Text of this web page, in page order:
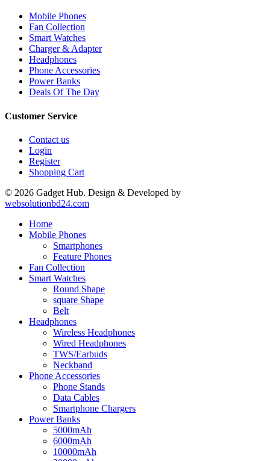
Mobile Phones
Fan Collection
Smart Watches
Charger & Adapter
Headphones
Phone Accessories
Power Banks
Deals Of The Day
Customer Service
Contact us
Login
Register
Shopping Cart
© 2026 Gadget Hub. Design & Developed by
websolutionbd24.com
Home
Mobile Phones
Smartphones
Feature Phones
Fan Collection
Smart Watches
Round Shape
square Shape
Belt
Headphones
Wireless Headphones
Wired Headphones
TWS/Earbuds
Neckband
Phone Accessories
Phone Stands
Data Cables
Smartphone Chargers
Power Banks
5000mAh
6000mAh
10000mAh